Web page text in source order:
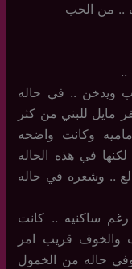
.. من الحب
..
ويدخن .. في حاله
مايل للبني من كثر
وكانت واضحه
في هذه الحاله
.. وشعره في حاله
ساكنيه .. كانت
والخوف قريب امر
حاله من الخمول